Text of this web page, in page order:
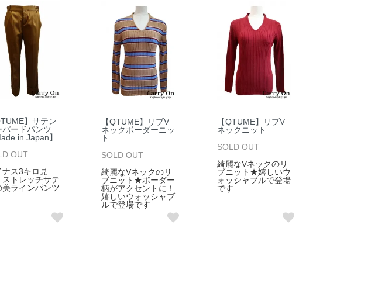
】サテン
パードパンツ
in Japan】
OUT
ナス3キロ見
ストレッチサテ
美ラインパンツ
【QTUME】リブV
ネックボーダーニッ
ト
SOLD OUT
綺麗なVネックのリ
ブニット★ボーダー
柄がアクセントに！
嬉しいウォッシャブ
ルで登場です
【QTUME】リブV
ネックニット
SOLD OUT
綺麗なVネックのリ
ブニット★嬉しいウ
ォッシャブルで登場
です